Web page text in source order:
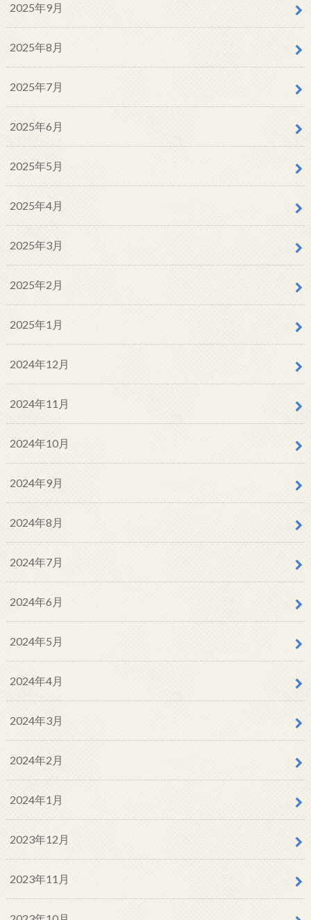
2025年9月
2025年8月
2025年7月
2025年6月
2025年5月
2025年4月
2025年3月
2025年2月
2025年1月
2024年12月
2024年11月
2024年10月
2024年9月
2024年8月
2024年7月
2024年6月
2024年5月
2024年4月
2024年3月
2024年2月
2024年1月
2023年12月
2023年11月